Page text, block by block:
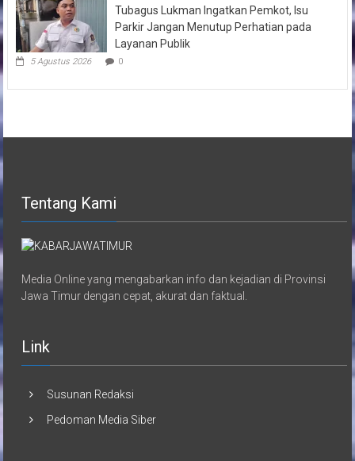
Tubagus Lukman Ingatkan Pemkot, Isu
Parkir Jangan Menutup Perhatian pada
Layanan Publik
5 Agustus 2026 0
Tentang Kami
Media Online yang mengabarkan info dan kejadian di Provinsi
Jawa Timur dengan cepat, akurat dan faktual.
Link
Susunan Redaksi
Pedoman Media Siber